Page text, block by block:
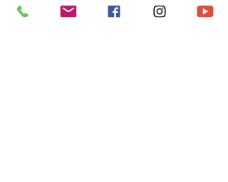
實體專賣店